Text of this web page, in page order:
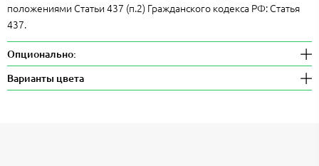
положениями Статьи 437 (п.2) Гражданского кодекса РФ: Статья
437.
Опционально:
Варианты цвета